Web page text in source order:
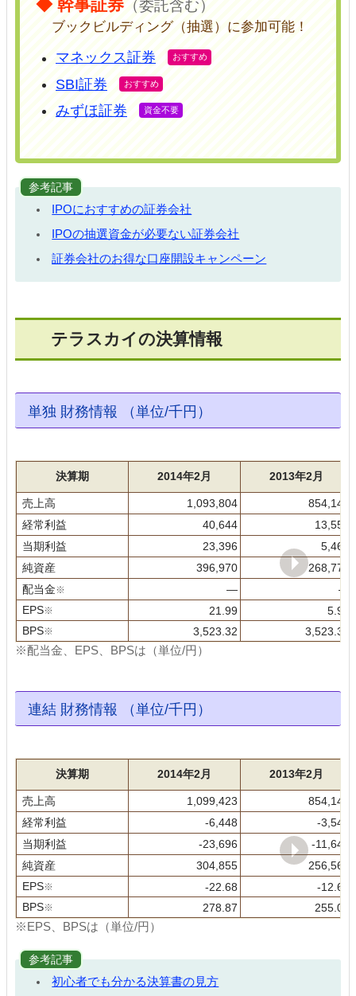
◆ 幹事証券（委託含む）
ブックビルディング（抽選）に参加可能！
マネックス証券
SBI証券
みずほ証券
参考記事
IPOにおすすめの証券会社
IPOの抽選資金が必要ない証券会社
証券会社のお得な口座開設キャンペーン
テラスカイの決算情報
単独 財務情報 （単位/千円）
決算期 2014年2月 2013年2月
売上高 1,093,804
854,140
経常利益
40,644
13,558
当期利益
23,396
5,462
純資産
396,970
268,774
配当金※ ―
―
EPS※ 21.99
5.91
BPS※ 3,523.32 3,523.32
※配当金、EPS、BPSは（単位/円）
連結 財務情報 （単位/千円）
決算期 2014年2月 2013年2月
売上高 1,099,423
854,140
経常利益
-6,448
-3,545
当期利益
-23,696
-11,641
純資産
304,855
256,568
EPS※ -22.68
-12.61
BPS※ 278.87 255.04
※EPS、BPSは（単位/円）
参考記事
初心者でも分かる決算書の見方